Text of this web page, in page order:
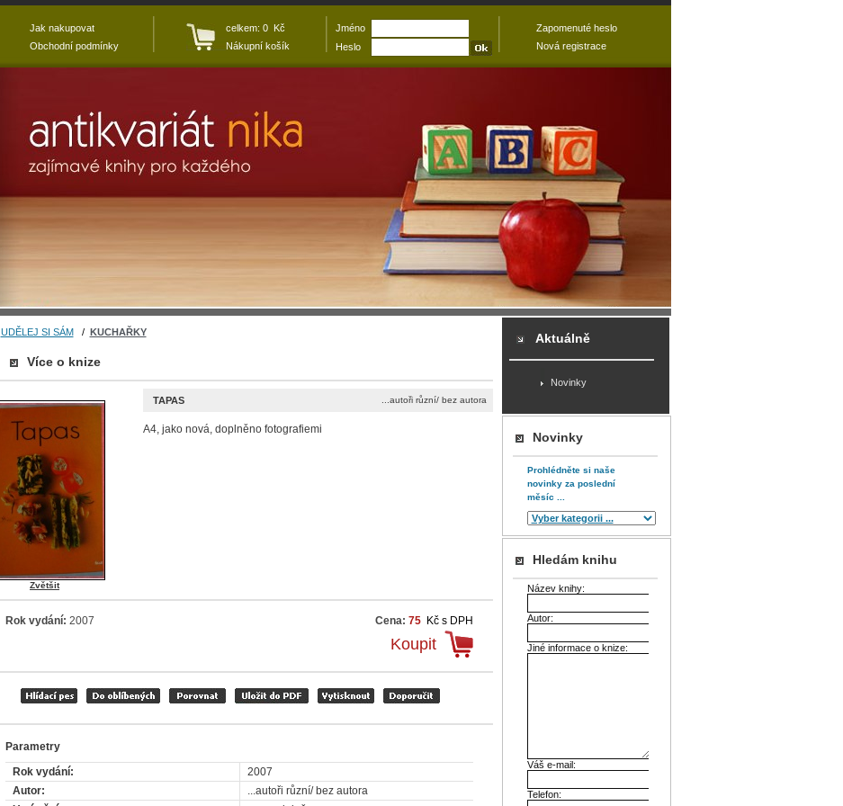
UDĚLEJ SI SÁM/ KUCHAŘKY
Více o knize
Zvětšit
TAPAS ...autoři různí/ bez autora
A4, jako nová, doplněno fotografiemi
Rok vydání: 2007 Cena: 75 Kč s DPH
Koupit
Parametry
Rok vydání:
2007
Autor:
...autoři různí/ bez autora
Aktuálně
Novinky
Novinky
Prohlédněte si naše
novinky za poslední
měsíc ...
Hledám knihu
Název knihy:
Autor:
Jiné informace o knize:
Váš e-mail:
Telefon:
Jak nakupovat
Obchodní podmínky
celkem: 0 Kč
Nákupní košík
Jméno
Heslo
Zapomenuté heslo
Nová registrace